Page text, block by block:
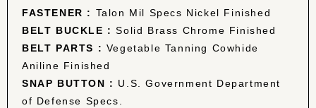
FASTENER : Talon Mil Specs Nickel Finished
BELT BUCKLE : Solid Brass Chrome Finished
BELT PARTS : Vegetable Tanning Cowhide
Aniline Finished
SNAP BUTTON : U.S. Government Department
of Defense Specs.